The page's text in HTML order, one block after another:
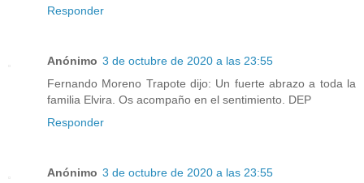
Responder
Anónimo 3 de octubre de 2020 a las 23:55
Fernando Moreno Trapote dijo: Un fuerte abrazo a toda la
familia Elvira. Os acompaño en el sentimiento. DEP
Responder
Anónimo 3 de octubre de 2020 a las 23:55